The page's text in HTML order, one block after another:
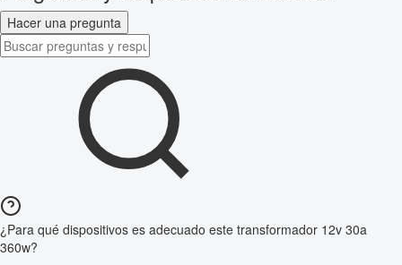
Hacer una pregunta
¿Para qué dispositivos es adecuado este transformador 12v 30a
360w?